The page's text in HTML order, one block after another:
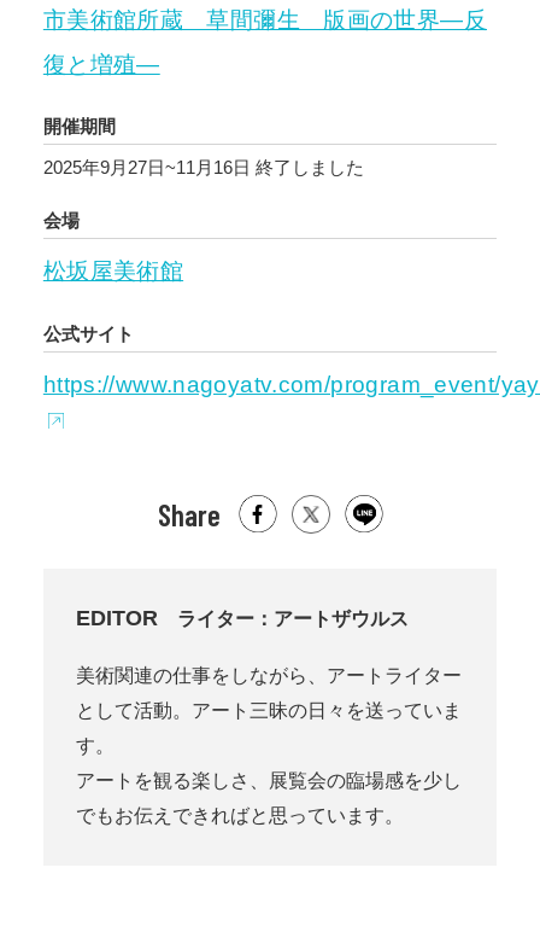
市美術館所蔵 草間彌生 版画の世界―反
復と増殖―
開催期間
2025年9月27日~11月16日 終了しました
会場
松坂屋美術館
公式サイト
https://www.nagoyatv.com/program_event/
Share
EDITOR ライター：アートザウルス
美術関連の仕事をしながら、アートライター
として活動。アート三昧の日々を送っていま
す。
アートを観る楽しさ、展覧会の臨場感を少し
でもお伝えできればと思っています。